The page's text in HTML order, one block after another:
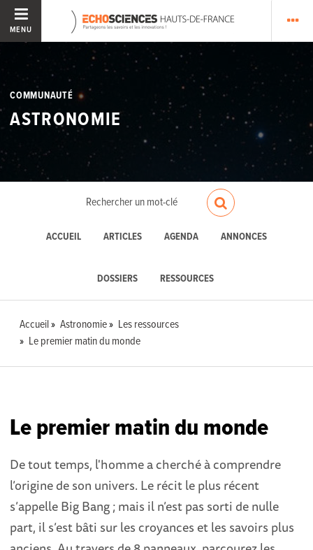
MENU
COMMUNAUTÉ
ASTRONOMIE
ACCUEIL ARTICLES AGENDA ANNONCES
DOSSIERS RESSOURCES
Accueil Astronomie
Les ressources
Le premier matin du monde
Le premier matin du monde
De tout temps, l'homme a cherché à comprendre
l’origine de son univers. Le récit le plus récent
s’appelle Big Bang ; mais il n’est pas sorti de nulle
part, il s’est bâti sur les croyances et les savoirs plus